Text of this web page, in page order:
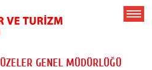
GENEL MÜDÜRLÜĞÜ